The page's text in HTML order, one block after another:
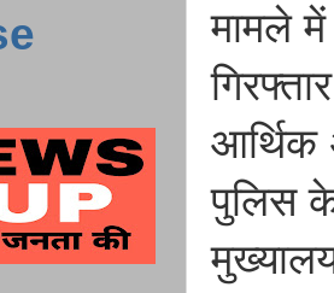
मामले
आर्थिक
पुलिस